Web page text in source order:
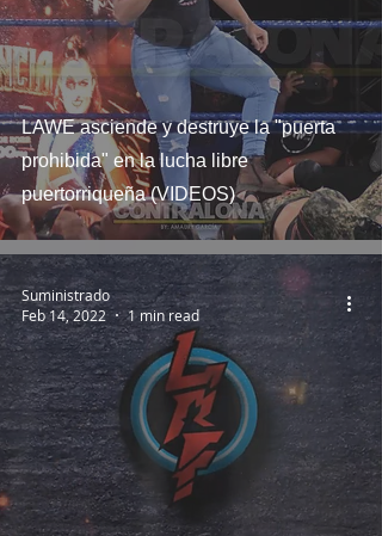
LAWE asciende y destruye la "puerta
prohibida" en la lucha libre
puertorriqueña (VIDEOS)
Suministrado
Feb 14, 2022
1 min read